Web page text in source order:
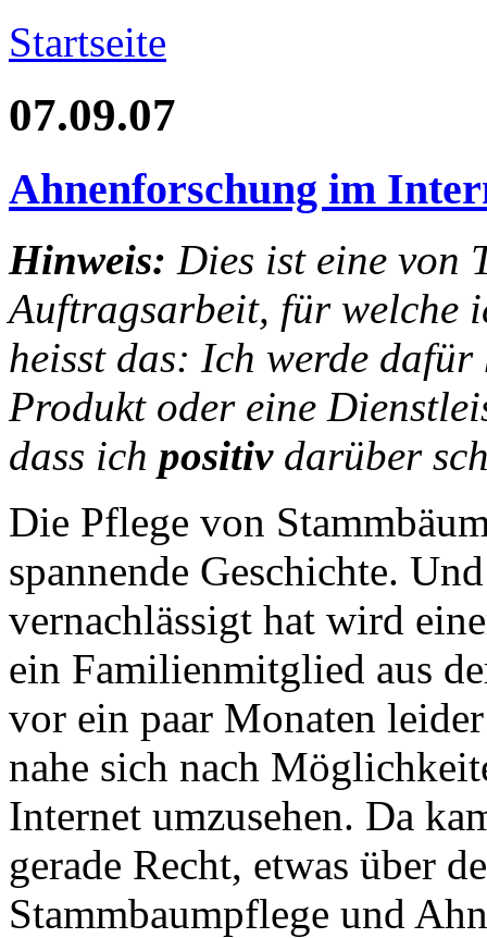
Startseite
07.09.07
Ahnenforschung im
Hinweis: Dies ist eine von
Auftragsarbeit, für welche
heisst das: Ich werde
Produkt oder eine
dass ich positivdarüber
Die Pflege von
spannende Geschichte.
vernachlässigt hat wird
ein Familienmitglied aus
vor ein paar Monaten
nahe sich nach
Internet umzusehen. Da
gerade Recht, etwas über
Stammbaumpflege und